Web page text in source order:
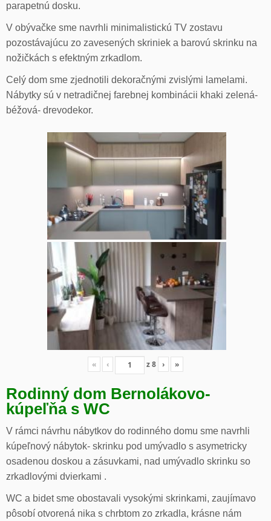
parapetnú dosku.
V obývačke sme navrhli minimalistickú TV zostavu
pozostávajúcu zo zavesených skriniek a barovú skrinku na
nožičkách s efektným zrkadlom.
Celý dom sme zjednotili dekoračnými zvislými lamelami.
Nábytky sú v netradičnej farebnej kombinácii khaki zelená-
béžová- drevodekor.
« ‹ z8 › »
Rodinný dom Bernolákovo-
kúpeľňa s WC
V rámci návrhu nábytkov do rodinného domu sme navrhli
kúpeľnový nábytok- skrinku pod umývadlo s asymetricky
osadenou doskou a zásuvkami, nad umývadlo skrinku so
zrkadlovými dvierkami .
WC a bidet sme obostavali vysokými skrinkami, zaujímavo
pôsobí otvorená nika s chrbtom zo zrkadla, krásne nám